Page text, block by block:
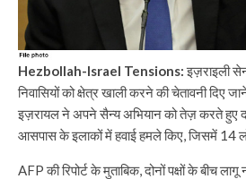
Hezbollah-Israel Tensions:इज़राइली
निवासियों को क्षेत्र खाली करने की चेतावनी दिए
इज़रायल ने अपने सैन्य अभियान को तेज़ करते हुए
आसपास के इलाकों में हवाई हमले किए, जिसमें 14
AFP की रिपोर्ट के मुताबिक, दोनों पक्षों के बीच